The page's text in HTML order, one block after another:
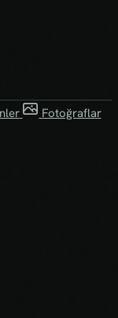
Fotoğraflar